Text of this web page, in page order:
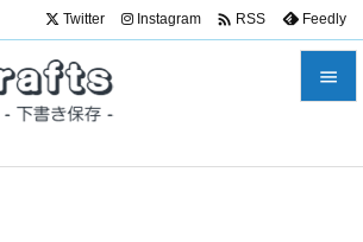

Twitter Instagram  RSS Feedly